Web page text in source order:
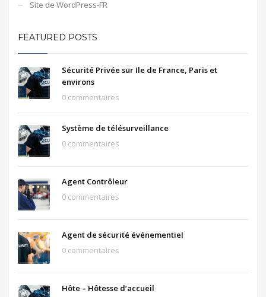
Site de WordPress-FR
FEATURED POSTS
Sécurité Privée sur Ile de France, Paris et
environs
0 commentaires
Système de télésurveillance
0 commentaires
Agent Contrôleur
0 commentaires
Agent de sécurité événementiel
0 commentaires
Hôte – Hôtesse d’accueil